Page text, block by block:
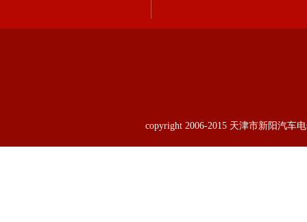
copyright 2006-2015 天津市新阳汽车